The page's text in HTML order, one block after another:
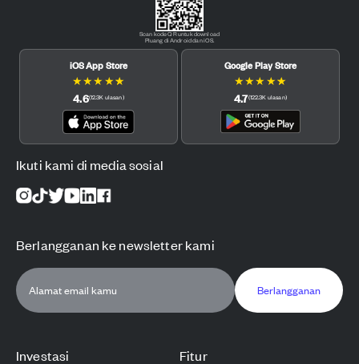
Investasi Fitur
Scan kode QR untuk download
Pluang di Android dan iOS.
iOS App Store
★★★ ★★
4.6(12.3K ulasan)
Google Play Store
★★★ ★★
4.7(122.3K ulasan)
Ikuti kami di media sosial
Berlangganan ke newsletter kami
Berlangganan